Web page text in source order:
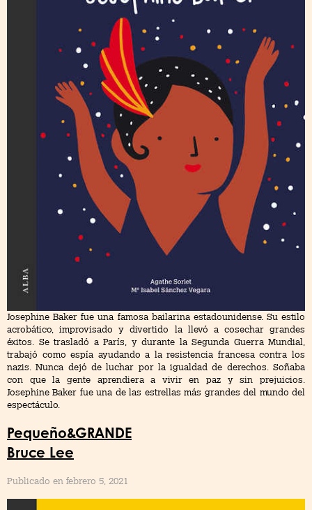
Josephine Baker fue una famosa bailarina estadounidense. Su estilo
acrobático, improvisado y divertido la llevó a cosechar grandes
éxitos. Se trasladó a París, y durante la Segunda Guerra Mundial,
trabajó como espía ayudando a la resistencia francesa contra los
nazis. Nunca dejó de luchar por la igualdad de derechos. Soñaba
con que la gente aprendiera a vivir en paz y sin prejuicios.
Josephine Baker fue una de las estrellas más grandes del mundo del
espectáculo.
Pequeño&GRANDE
Bruce Lee
Publicado en febrero 5, 2021